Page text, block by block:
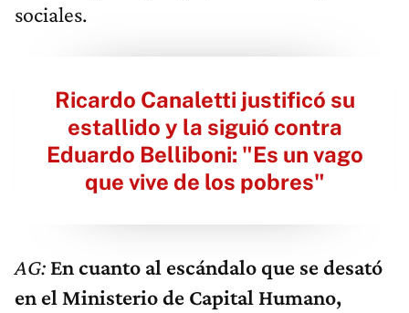
sociales.
Ricardo Canaletti justificó su
estallido y la siguió contra
Eduardo Belliboni: "Es un vago
que vive de los pobres"
AG: En cuanto al escándalo que se desató
en el Ministerio de Capital Humano,